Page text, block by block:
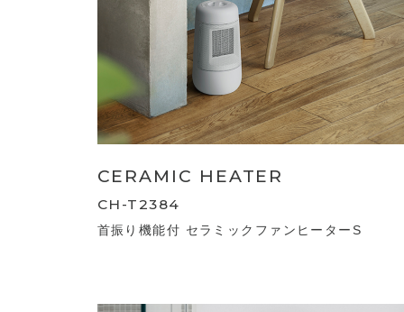
CERAMIC HEATER
CH-T2384
首振り機能付 セラミックファンヒーターS